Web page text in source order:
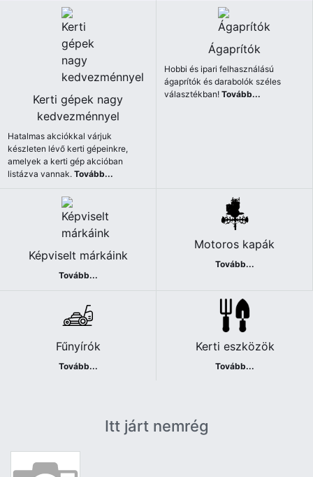
Kerti gépek nagy
kedvezménnyel
Hatalmas akciókkal várjuk
készleten lévő kerti gépeinkre,
amelyek a kerti gép akcióban
listázva vannak.Tovább...
Ágaprítók
Hobbi és ipari felhasználású
ágaprítók és darabolók széles
választékban!Tovább...
Képviselt márkáink
Tovább...
Motoros kapák
Tovább...
Fűnyírók
Tovább...
Kerti eszközök
Tovább...
Itt járt nemrég